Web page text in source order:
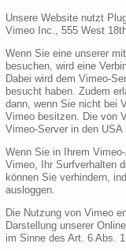
Unsere Website nutzt
Vimeo Inc., 555 West
Wenn Sie eine unserer
besuchen, wird eine
Dabei wird dem Vimeo-
besucht haben. Zudem
dann, wenn Sie nicht bei
Vimeo besitzen. Die von
Vimeo-Server in den USA
Wenn Sie in Ihrem
Vimeo, Ihr Surfverhalten
können Sie verhindern,
ausloggen.
Die Nutzung von Vimeo
Darstellung unserer
im Sinne des Art. 6 Abs.